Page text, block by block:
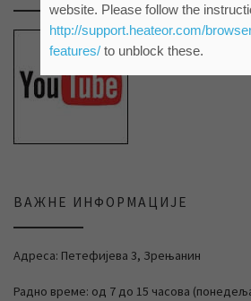
ВАЖНЕ ИНФОРМАЦИЈЕ
Адреса: Петефијева 3, Зрењанин
Радно време: од 7 до 15 часова
website. Please follow the
http://support.heateor.com/
features/to unblock these.